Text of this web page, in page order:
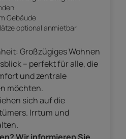
Gebäude
optional anmietbar
Großzügiges Wohnen
– perfekt für alle, die
und zentrale
möchten.
sich auf die
Irrtum und